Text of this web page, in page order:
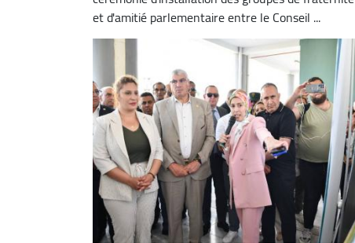
et d'amitié parlementaire entre le Conseil ...